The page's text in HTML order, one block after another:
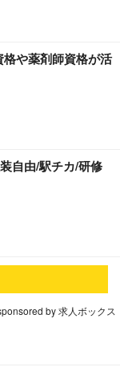
や薬剤師資格が活
自由/駅チカ/研修
by 求人ボックス